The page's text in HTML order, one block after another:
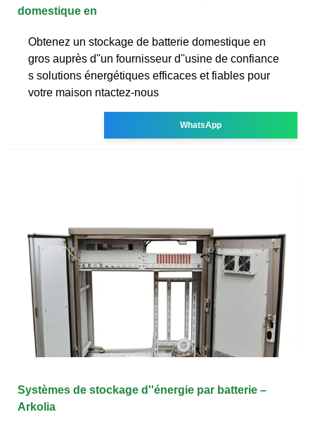
domestique en
Obtenez un stockage de batterie domestique en
gros auprès d''un fournisseur d''usine de confiance
s solutions énergétiques efficaces et fiables pour
votre maison ntactez-nous
WhatsApp
Systèmes de stockage d''énergie par batterie –
Arkolia